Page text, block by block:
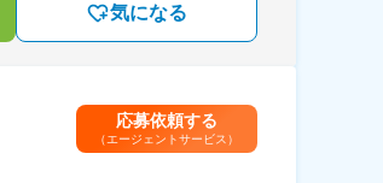
気になる
応募依頼する
（エージェントサービス）